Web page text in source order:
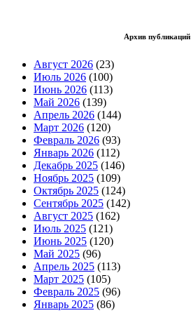
Архив публикаций
Август 2026 (23)
Июль 2026 (100)
Июнь 2026 (113)
Май 2026 (139)
Апрель 2026 (144)
Март 2026 (120)
Февраль 2026 (93)
Январь 2026 (112)
Декабрь 2025 (146)
Ноябрь 2025 (109)
Октябрь 2025 (124)
Сентябрь 2025 (142)
Август 2025 (162)
Июль 2025 (121)
Июнь 2025 (120)
Май 2025 (96)
Апрель 2025 (113)
Март 2025 (105)
Февраль 2025 (96)
Январь 2025 (86)